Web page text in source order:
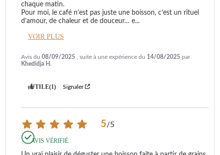
chaque matin.
d’amour, de chaleur et de douceur… e...
VOIR PLUS
Avis du 08/09/2025 , suite à une expérience du 14/08/2025 par
Khedidja H.
UTILE(1) Signaler
5/5
AVIS VÉRIFIÉ